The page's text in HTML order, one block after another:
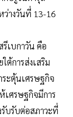
ว่างวันที่ 13-16
เบกาวัน คือ
ต้การส่งเสริม
ะตุ้นเศรษฐกิจ
เศรษฐกิจมีการ
บรับต่อสภาวะที่